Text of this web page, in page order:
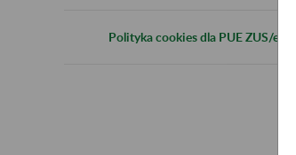
Polityka cookies dla PUE ZUS/eZUS